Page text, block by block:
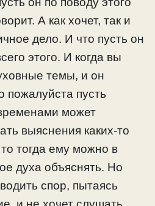
А как хочет, так и
дело. И что пусть он
этого. И когда вы
темы, и он
пожалуйста пусть
может
выяснения каких-то
тогда ему можно в
духа объяснять. Но
спор, пытаясь